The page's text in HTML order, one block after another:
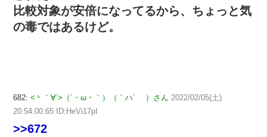
比較対象が安倍になってるから、ちょっと気
の毒ではあるけど。
682: <丶｀∀´>（´・ω・｀）（｀ハ´ ）さん 2022/02/05(土)
20:54:00.65 ID:HeVi17pI
>>672